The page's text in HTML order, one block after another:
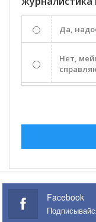
Да,
Нет,
Facebook